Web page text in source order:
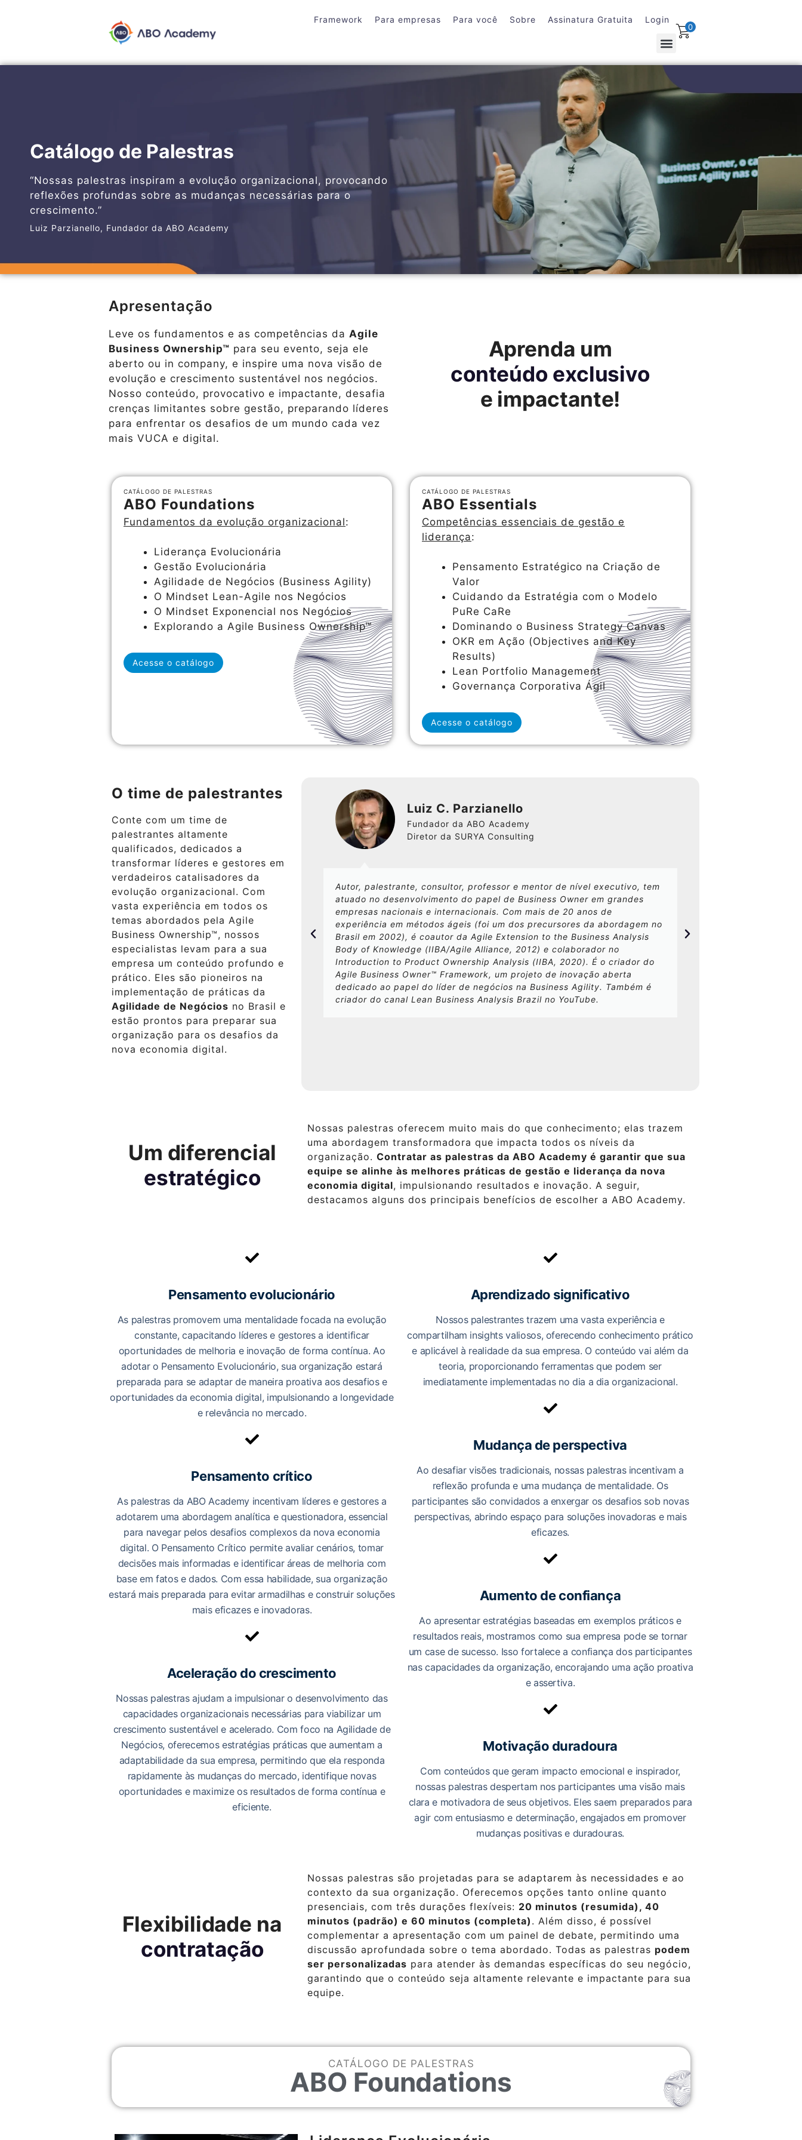
Framework Para empresas Para você Sobre Assinatura Gratuita Login
0
Catálogo de Palestras
“Nossas palestras inspiram a evolução organizacional, provocando
reflexões profundas sobre as mudanças necessárias para o
crescimento.”
Luiz Parzianello, Fundador da ABO Academy
Apresentação
Leve os fundamentos e as competências da Agile
Business Ownership™ para seu evento, seja ele
aberto ou in company, e inspire uma nova visão de
evolução e crescimento sustentável nos negócios.
Nosso conteúdo, provocativo e impactante, desafia
crenças limitantes sobre gestão, preparando líderes
para enfrentar os desafios de um mundo cada vez
mais VUCA e digital.
Aprenda um
conteúdo exclusivo
e impactante!
CATÁLOGO DE PALESTRAS
ABO Foundations
Fundamentos da evolução organizacional:
Liderança Evolucionária
Gestão Evolucionária
Agilidade de Negócios (Business Agility)
O Mindset Lean-Agile nos Negócios
O Mindset Exponencial nos Negócios
Explorando a Agile Business Ownership™
Acesse o catálogo
CATÁLOGO DE PALESTRAS
ABO Essentials
Competências essenciais de gestão e
liderança:
Pensamento Estratégico na Criação de
Valor
Cuidando da Estratégia com o Modelo
PuRe CaRe
Dominando o Business Strategy Canvas
OKR em Ação (Objectives and Key
Results)
Lean Portfolio Management
Governança Corporativa Ágil
Acesse o catálogo
O time de palestrantes
Conte com um time de
palestrantes altamente
qualificados, dedicados a
transformar líderes e gestores em
verdadeiros catalisadores da
evolução organizacional. Com
vasta experiência em todos os
temas abordados pela Agile
Business Ownership™, nossos
especialistas levam para a sua
empresa um conteúdo profundo e
prático. Eles são pioneiros na
implementação de práticas da
Agilidade de Negócios no Brasil e
estão prontos para preparar sua
organização para os desafios da
nova economia digital.
Autor, palestrante, consultor, professor e mentor de nível executivo, tem
atuado no desenvolvimento do papel de Business Owner em grandes
empresas nacionais e internacionais. Com mais de 20 anos de
experiência em métodos ágeis (foi um dos precursores da abordagem no
Brasil em 2002), é coautor da Agile Extension to the Business Analysis
Body of Knowledge (IIBA/Agile Alliance, 2012) e colaborador no
Introduction to Product Ownership Analysis (IIBA, 2020). É o criador do
Agile Business Owner™ Framework, um projeto de inovação aberta
dedicado ao papel do líder de negócios na Business Agility. Também é
criador do canal Lean Business Analysis Brazil no YouTube.
Luiz C. Parzianello
Fundador da ABO Academy
Diretor da SURYA Consulting
Um diferencial
estratégico
Nossas palestras oferecem muito mais do que conhecimento; elas trazem
uma abordagem transformadora que impacta todos os níveis da
organização.Contratar as palestras da ABO Academy é garantir que sua
equipe se alinhe às melhores práticas de gestão e liderança da nova
economia digital, impulsionando resultados e inovação. A seguir,
destacamos alguns dos principais benefícios de escolher a ABO Academy.
Pensamento evolucionário
As palestras promovem uma mentalidade focada na evolução
constante, capacitando líderes e gestores a identificar
oportunidades de melhoria e inovação de forma contínua. Ao
adotar o Pensamento Evolucionário, sua organização estará
preparada para se adaptar de maneira proativa aos desafios e
oportunidades da economia digital, impulsionando a longevidade
e relevância no mercado.
Pensamento crítico
As palestras da ABO Academy incentivam líderes e gestores a
adotarem uma abordagem analítica e questionadora, essencial
para navegar pelos desafios complexos da nova economia
digital. O Pensamento Crítico permite avaliar cenários, tomar
decisões mais informadas e identificar áreas de melhoria com
base em fatos e dados. Com essa habilidade, sua organização
estará mais preparada para evitar armadilhas e construir soluções
mais eficazes e inovadoras.
Aceleração do crescimento
Nossas palestras ajudam a impulsionar o desenvolvimento das
capacidades organizacionais necessárias para viabilizar um
crescimento sustentável e acelerado. Com foco na Agilidade de
Negócios, oferecemos estratégias práticas que aumentam a
adaptabilidade da sua empresa, permitindo que ela responda
rapidamente às mudanças do mercado, identifique novas
oportunidades e maximize os resultados de forma contínua e
eficiente.
Aprendizado significativo
Nossos palestrantes trazem uma vasta experiência e
compartilham insights valiosos, oferecendo conhecimento prático
e aplicável à realidade da sua empresa. O conteúdo vai além da
teoria, proporcionando ferramentas que podem ser
imediatamente implementadas no dia a dia organizacional.
Mudança de perspectiva
Ao desafiar visões tradicionais, nossas palestras incentivam a
reflexão profunda e uma mudança de mentalidade. Os
participantes são convidados a enxergar os desafios sob novas
perspectivas, abrindo espaço para soluções inovadoras e mais
eficazes.
Aumento de confiança
Ao apresentar estratégias baseadas em exemplos práticos e
resultados reais, mostramos como sua empresa pode se tornar
um case de sucesso. Isso fortalece a confiança dos participantes
nas capacidades da organização, encorajando uma ação proativa
e assertiva.
Motivação duradoura
Com conteúdos que geram impacto emocional e inspirador,
nossas palestras despertam nos participantes uma visão mais
clara e motivadora de seus objetivos. Eles saem preparados para
agir com entusiasmo e determinação, engajados em promover
mudanças positivas e duradouras.
Flexibilidade na
contratação
Nossas palestras são projetadas para se adaptarem às necessidades e ao
contexto da sua organização. Oferecemos opções tanto online quanto
presenciais, com três durações flexíveis: 20 minutos (resumida), 40
minutos (padrão) e 60 minutos (completa) . Além disso, é possível
complementar a apresentação com um painel de debate, permitindo uma
discussão aprofundada sobre o tema abordado. Todas as palestras podem
ser personalizadas para atender às demandas específicas do seu negócio,
garantindo que o conteúdo seja altamente relevante e impactante para sua
equipe.
CATÁLOGO DE PALESTRAS
ABO Foundations